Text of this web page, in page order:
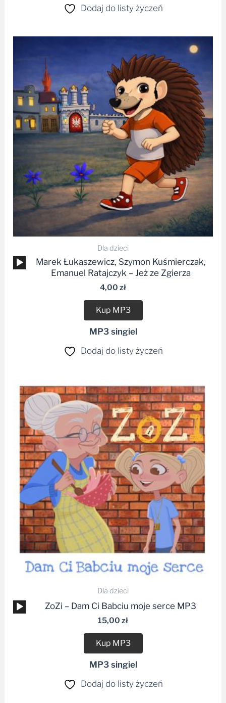
Dodaj do listy życzeń
Dla dzieci
Odtwarzacz
plików
dźwiękowych
Marek Łukaszewicz, Szymon Kuśmierczak,
Emanuel Ratajczyk – Jeż ze Zgierza
4,00 zł
Kup MP3
MP3 singiel
Dodaj do listy życzeń
Dla dzieci
Odtwarzacz
plików
ZoZi – Dam Ci Babciu moje serce MP3
15,00 zł
Kup MP3
MP3 singiel
Dodaj do listy życzeń